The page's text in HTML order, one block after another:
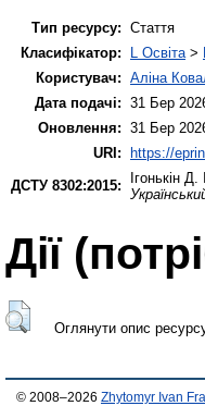
Тип ресурсу: Стаття
Класифікатор:
L Освіта >
Користувач: Аліна
Дата подачі: 31 Бер
Оновлення: 31 Бер
URI: https://
ДСТУ 8302:2015:
Ігонькін Д. І.
Дії
Оглянути опис
© 2008–2026 Zhytomyr Ivan